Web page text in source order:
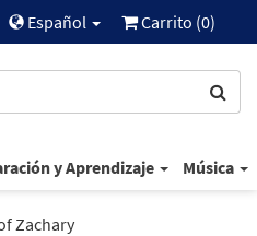
Español Carrito (0)
y Aprendizaje Música
Zachary